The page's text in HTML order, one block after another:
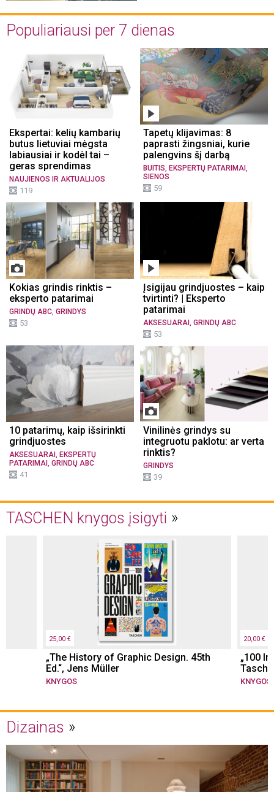
Populiariausi per 7 dienas
Ekspertai: kelių kambarių
butus lietuviai mėgsta
labiausiai ir kodėl tai –
geras sprendimas
NAUJIENOS IR AKTUALIJOS
119
Tapetų klijavimas: 8
paprasti žingsniai, kurie
palengvins šį darbą
BUITIS, EKSPERTŲ PATARIMAI ,
SIENOS
59
Kokias grindis rinktis –
eksperto patarimai
GRINDŲ ABC GRINDYS
53
Įsigijau grindjuostes – kaip
tvirtinti? | Eksperto
patarimai
AKSESUARAI GRINDŲ ABC
53
10 patarimų, kaip išsirinkti
grindjuostes
AKSESUARAI , EKSPERTŲ
PATARIMAI , GRINDŲ ABC
41
Vinilinės grindys su
integruotu paklotu: ar verta
rinktis?
GRINDYS
39
TASCHEN knygos įsigyti
25,00 €
„The History of Graphic Design. 45th
Ed.“, Jens Müller
KNYGOS
20,00 €
„100
KNYGOS
Dizainas